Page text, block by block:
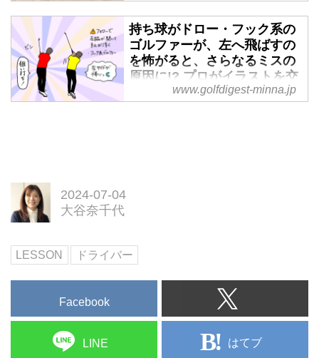
2024年の国内男子ツアー「～全
英への道～ミズノオープン」を制
した木下稜介プロ。そんな木下プ
ロがいつも試合前に練習するとい
う「左足下がりのバンカーショッ
ト」のコツとは？ ゴルフイラス
持ち球がドロー・フック系の
ゴルファーが、左へ飛ばすの
を怖がると、さらなるミスの
原因に!? プロがイラストを交
えて解説！ - みんなのゴルフ
代。イラストを交えて詳しく解説
してもらおう。
www.golfdigest-minna.jp
2024-07-04
大谷奈千代
LESSON ドライバー
Facebook
LINE はてブ